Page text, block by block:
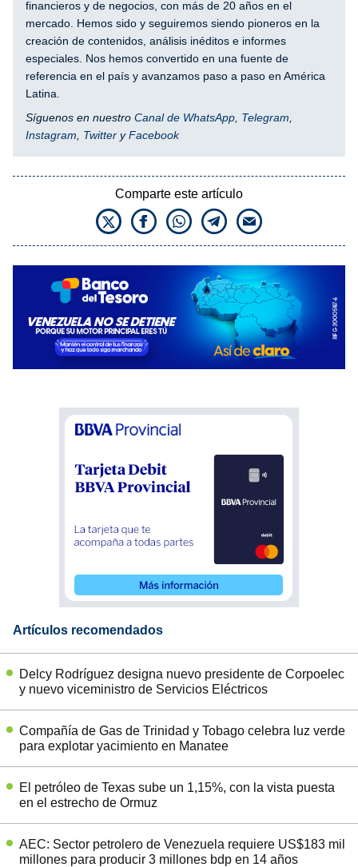
financieros y de negocios, con más de 20 años en el
mercado. Hemos sido y seguiremos siendo pioneros en la
creación de contenidos, análisis inéditos e informes
especiales. Nos hemos convertido en una fuente de
referencia en el país y avanzamos paso a paso en América
Latina.
Síguenos en nuestro Canal de WhatsApp Telegram
Instagram
Twitter yFacebook
Comparte este artículo
Artículos recomendados
Delcy Rodríguez designa nuevo presidente de Corpoelec
y nuevo viceministro de Servicios Eléctricos
Compañía de Gas de Trinidad y Tobago celebra luz verde
para explotar yacimiento en Manatee
El petróleo de Texas sube un 1,15%, con la vista puesta
en el estrecho de Ormuz
AEC: Sector petrolero de Venezuela requiere US$183 mil
millones para producir 3 millones bdp en 14 años